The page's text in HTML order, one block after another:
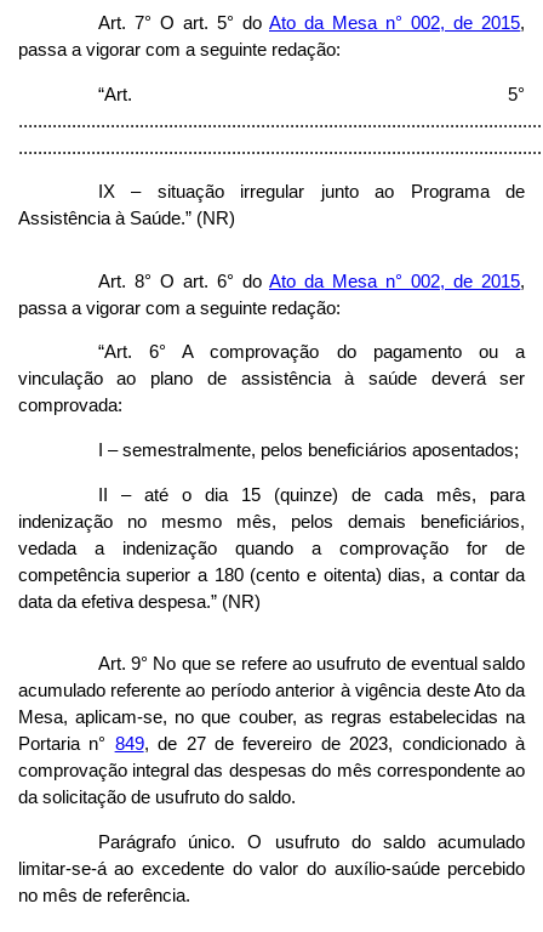
Art. 7° O art. 5° do Ato da Mesa n° 002, de 2015,
passa a vigorar com a seguinte redação:
“Art. 5°
IX – situação irregular junto ao Programa de
Assistência à Saúde.” (NR)
Art. 8° O art. 6° do Ato da Mesa n° 002, de 2015,
passa a vigorar com a seguinte redação:
“Art. 6° A comprovação do pagamento ou a
vinculação ao plano de assistência à saúde deverá ser
comprovada:
I – semestralmente, pelos beneficiários aposentados;
II – até o dia 15 (quinze) de cada mês, para
indenização no mesmo mês, pelos demais beneficiários,
vedada a indenização quando a comprovação for de
competência superior a 180 (cento e oitenta) dias, a contar da
data da efetiva despesa.” (NR)
Art. 9° No que se refere ao usufruto de eventual saldo
acumulado referente ao período anterior à vigência deste Ato da
Mesa, aplicam-se, no que couber, as regras estabelecidas na
Portaria n° 849, de 27 de fevereiro de 2023, condicionado à
comprovação integral das despesas do mês correspondente ao
da solicitação de usufruto do saldo.
Parágrafo único. O usufruto do saldo acumulado
limitar-se-á ao excedente do valor do auxílio-saúde percebido
no mês de referência.